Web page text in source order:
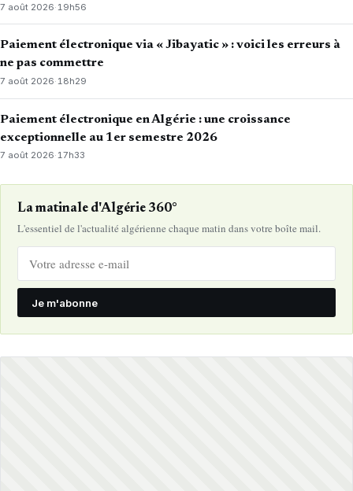
7 août 2026· 19h56
Paiement électronique via « Jibayatic » : voici les erreurs à
ne pas commettre
7 août 2026·18h29
Paiement électronique en Algérie : une croissance
exceptionnelle au 1er semestre 2026
7 août 2026·17h33
La matinale d'Algérie 360°
L'essentiel de l'actualité algérienne chaque matin dans votre boîte mail.
Je m'abonne